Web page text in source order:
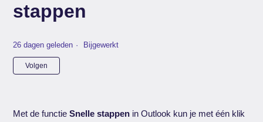
stappen
26 dagen geleden Bijgewerkt
Volgen
Met de functieSnelle stappen in Outlook kun je met één klik